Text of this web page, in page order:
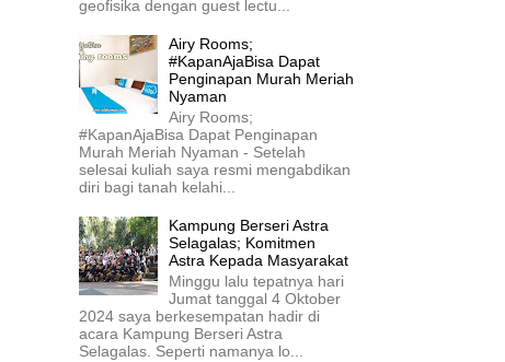
geofisika dengan guest lectu...
Airy Rooms;
#KapanAjaBisa Dapat
Penginapan Murah Meriah
Nyaman
Airy Rooms;
#KapanAjaBisa Dapat Penginapan
Murah Meriah Nyaman - Setelah
selesai kuliah saya resmi mengabdikan
diri bagi tanah kelahi...
Kampung Berseri Astra
Selagalas; Komitmen
Astra Kepada Masyarakat
Minggu lalu tepatnya hari
Jumat tanggal 4 Oktober
2024 saya berkesempatan hadir di
acara Kampung Berseri Astra
Selagalas. Seperti namanya lo...